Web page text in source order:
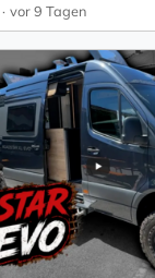
vor 9 Tagen